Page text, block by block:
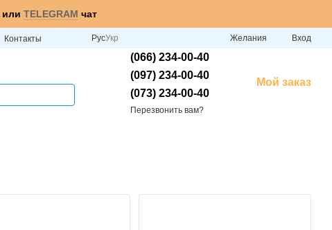
или TELEGRAM чат
Контакты РусУкр Желания Вход
(066) 234-00-40
(097) 234-00-40
(073) 234-00-40
Перезвонить вам?
Мой заказ